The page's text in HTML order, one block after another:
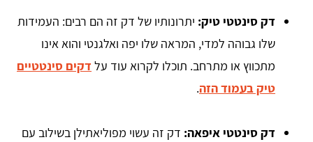
דק סינטטי טיק: יתרונותיו של דק זה הם רבים: העמידות
שלו גבוהה למדי, המראה שלו יפה ואלגנטי והוא אינו
מתכווץ או מתרחב. תוכלו לקרוא עוד על דקים סינטטיים
טיק בעמוד הזה.
דק סינטטי איפאה: דק זה עשוי מפוליאתילן בשילוב עם